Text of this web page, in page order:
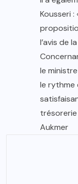
Kousseri
l’avis de
le
le rythme
trésorerie
Aukmer